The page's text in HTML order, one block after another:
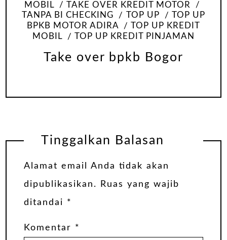
MOBIL
TAKE OVER KREDIT MOTOR
TANPA BI CHECKING
TOP UP
TOP UP
BPKB MOTOR ADIRA
TOP UP KREDIT
MOBIL
TOP UP KREDIT PINJAMAN
Take over bpkb Bogor
Tinggalkan Balasan
Alamat email Anda tidak akan
dipublikasikan.
Ruas yang wajib
ditandai *
Komentar *